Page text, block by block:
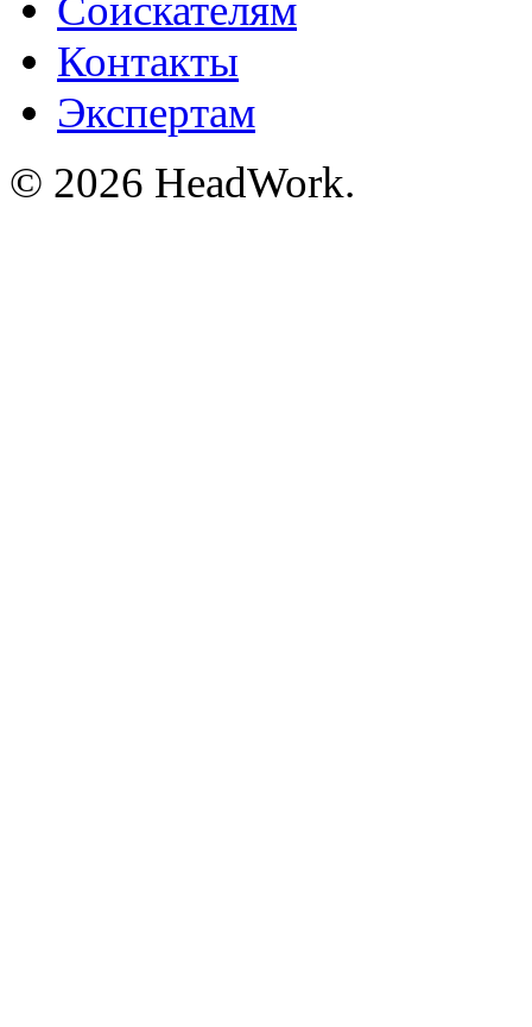
Соискателям
Контакты
Экспертам
© 2026 HeadWork.